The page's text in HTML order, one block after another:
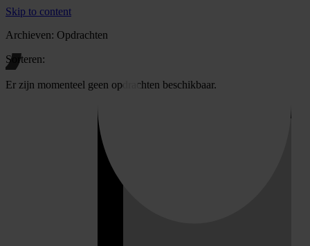
Skip to content
Archieven: Opdrachten
Sorteren:
Er zijn momenteel geen opdrachten beschikbaar.